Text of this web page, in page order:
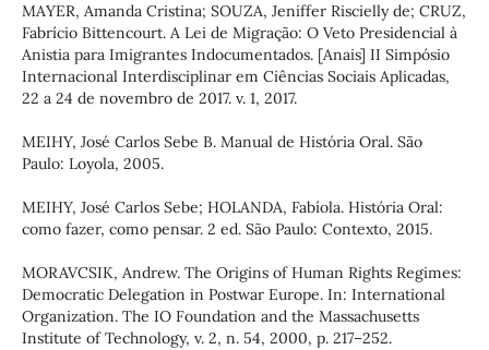
MAYER, Amanda Cristina; SOUZA, Jeniffer Riscielly de; CRUZ,
Fabrício Bittencourt. A Lei de Migração: O Veto Presidencial à
Anistia para Imigrantes Indocumentados. [Anais] II Simpósio
Internacional Interdisciplinar em Ciências Sociais Aplicadas,
22 a 24 de novembro de 2017. v. 1, 2017.
MEIHY, José Carlos Sebe B. Manual de História Oral. São
Paulo: Loyola, 2005.
MEIHY, José Carlos Sebe; HOLANDA, Fabíola. História Oral:
como fazer, como pensar. 2 ed. São Paulo: Contexto, 2015.
MORAVCSIK, Andrew. The Origins of Human Rights Regimes:
Democratic Delegation in Postwar Europe. In: International
Organization. The IO Foundation and the Massachusetts
Institute of Technology, v. 2, n. 54, 2000, p. 217–252.